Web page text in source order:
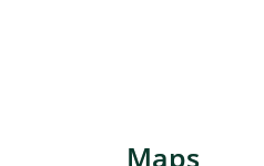
Maps